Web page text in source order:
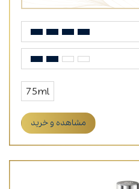
75ml
مشاهده و خرید